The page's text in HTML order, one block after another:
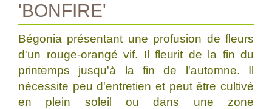
'BONFIRE'
Bégonia présentant une profusion de fleurs
d'un rouge-orangé vif. Il fleurit de la fin du
printemps jusqu'à la fin de l'automne. Il
nécessite peu d'entretien et peut être cultivé
en plein soleil ou dans une zone